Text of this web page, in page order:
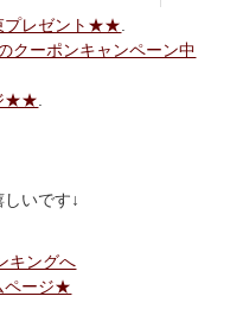
プレゼント★★
ーポンキャンペーン中
★★
いです↓
キングへ
ページ★